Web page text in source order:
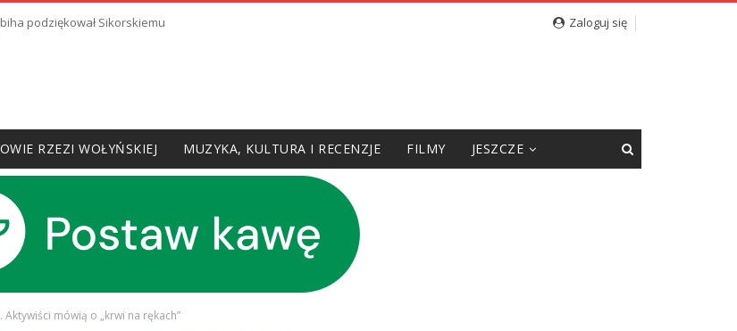
podziękował Sikorskiemu Zaloguj się
RZEZI WOŁYŃSKIEJ MUZYKA, KULTURA I RECENZJE FILMY JESZCZE
mówią o „krwi na rękach”